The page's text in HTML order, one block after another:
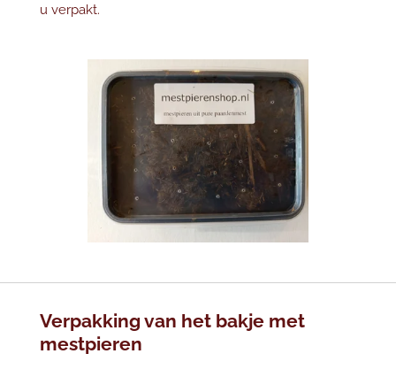
u verpakt.
Verpakking van het bakje met
mestpieren